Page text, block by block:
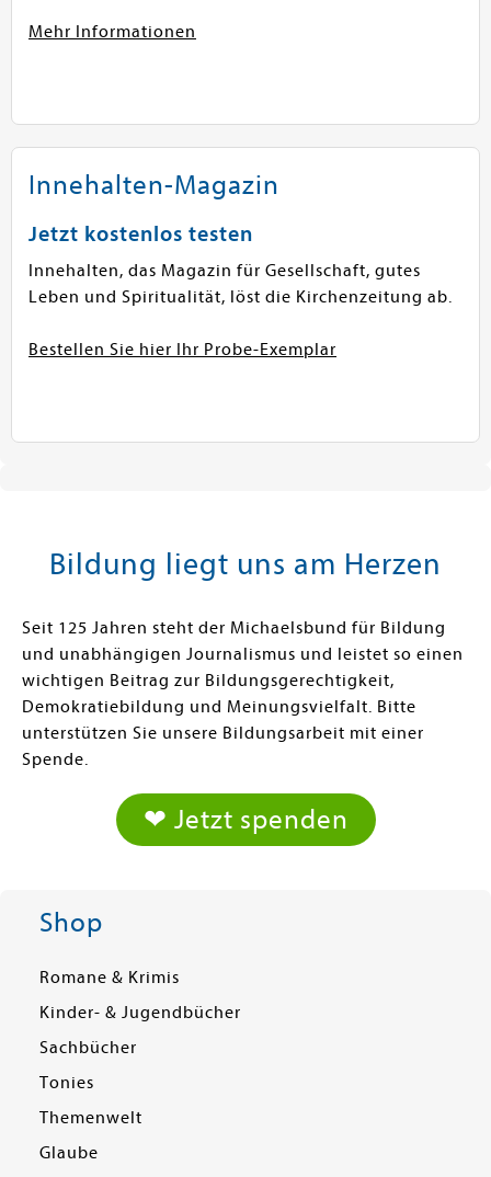
Mehr Informationen
Innehalten-Magazin
Jetzt kostenlos testen
Innehalten, das Magazin für Gesellschaft, gutes
Leben und Spiritualität, löst die Kirchenzeitung ab.
Bestellen Sie hier Ihr Probe-Exemplar
Bildung liegt uns am Herzen
Seit 125 Jahren steht der Michaelsbund für Bildung
und unabhängigen Journalismus und leistet so einen
wichtigen Beitrag zur Bildungsgerechtigkeit,
Demokratiebildung und Meinungsvielfalt. Bitte
unterstützen Sie unsere Bildungsarbeit mit einer
Spende.
❤ Jetzt spenden
Shop
Romane & Krimis
Kinder- & Jugendbücher
Sachbücher
Tonies
Themenwelt
Glaube